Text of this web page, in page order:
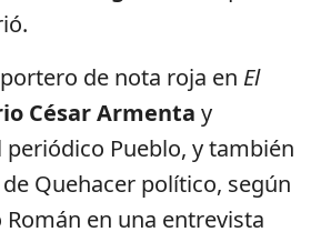
de nota roja en El
César Armenta y
Pueblo, y también
Quehacer político, según
en una entrevista